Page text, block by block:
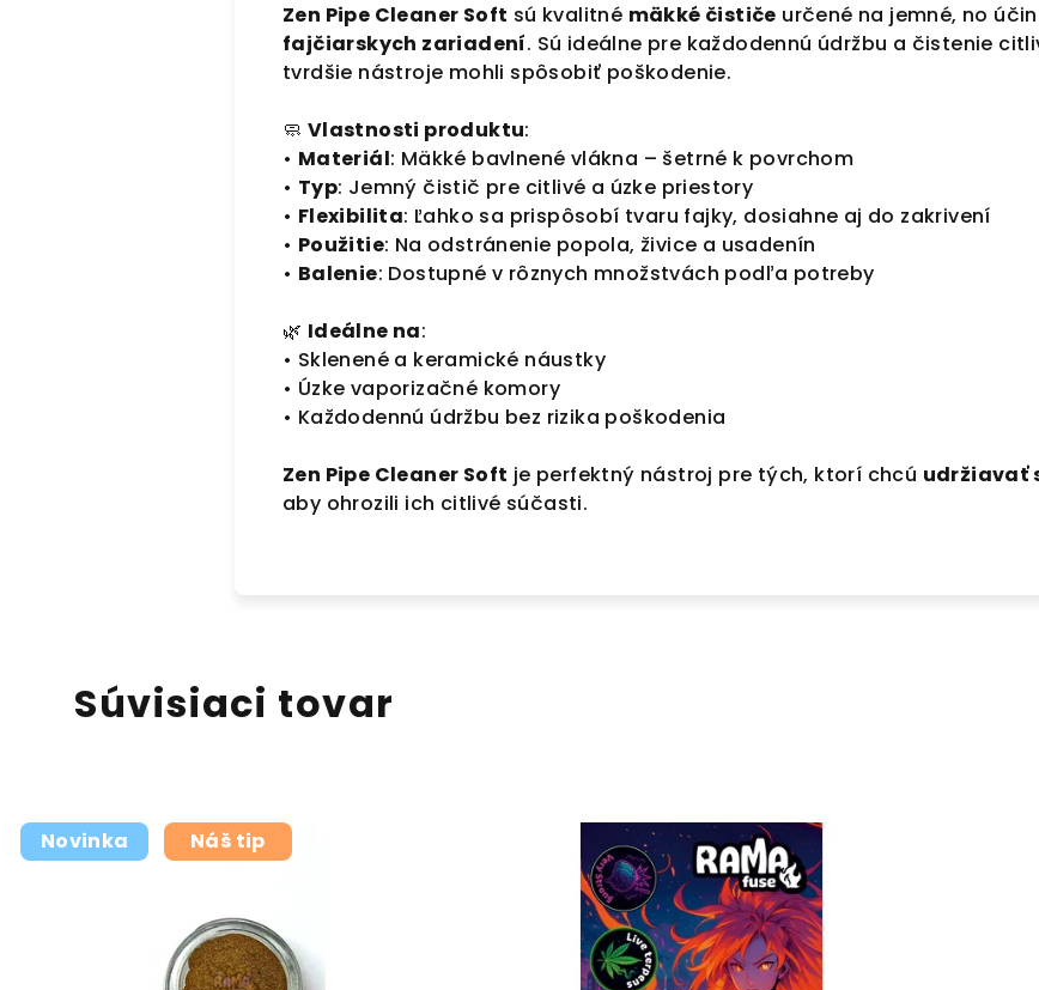
Zen Pipe Cleaner Soft sú kvalitné mäkké čističe určené na jemné, no
fajčiarskych zariadení. Sú ideálne pre každodennú údržbu a čistenie
tvrdšie nástroje mohli spôsobiť poškodenie.
🧼 Vlastnosti produktu:
• Materiál: Mäkké bavlnené vlákna – šetrné k povrchom
• Typ: Jemný čistič pre citlivé a úzke priestory
• Flexibilita: Ľahko sa prispôsobí tvaru fajky, dosiahne aj do zakrivení
• Použitie: Na odstránenie popola, živice a usadenín
• Balenie: Dostupné v rôznych množstvách podľa potreby
🌿 Ideálne na:
• Sklenené a keramické náustky
• Úzke vaporizačné komory
• Každodennú údržbu bez rizika poškodenia
Zen Pipe Cleaner Soft je perfektný nástroj pre tých, ktorí chcú udržiavať
aby ohrozili ich citlivé súčasti.
Súvisiaci tovar
Novinka Náš tip